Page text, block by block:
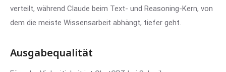
verteilt, während Claude beim Text- und Reasoning-Kern, von
dem die meiste Wissensarbeit abhängt, tiefer geht.
Ausgabequalität